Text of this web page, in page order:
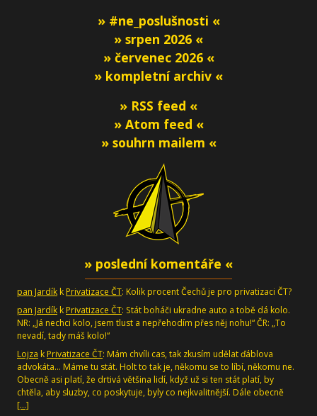
» #ne_poslušnosti «
» srpen 2026 «
» červenec 2026 «
» kompletní archiv «
» RSS feed «
» Atom feed «
» souhrn mailem «
» poslední komentáře «
pan Jardík k Privatizace ČT: Kolik procent Čechů je pro privatizaci ČT?
pan Jardík k Privatizace ČT: Stát boháči ukradne auto a tobě dá kolo.
NR: „Já nechci kolo, jsem tlust a nepřehodím přes něj nohu!“ ČR: „To
nevadí, tady máš kolo!“
Lojza k Privatizace ČT: Mám chvíli cas, tak zkusím udělat ďáblova
advokáta... Máme tu stát. Holt to tak je, někomu se to líbí, někomu ne.
Obecně asi platí, že drtivá většina lidí, když už si ten stát platí, by
chtěla, aby sluzby, co poskytuje, byly co nejkvalitnější. Dále obecně
[…]